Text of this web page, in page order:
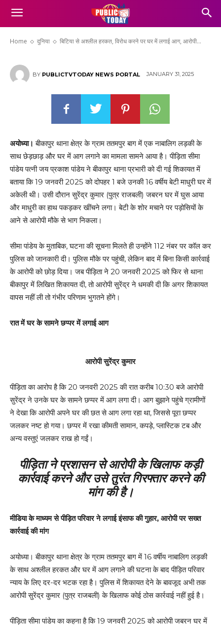
Home दुनिया बिटिया से अश्लील हरकत, विरोध करने पर घर में लगाई आग, आरोपी...
बिटिया से अश्लील हरकत, विरोध करने पर घर में
लगाई आग, आरोपी पर कार्रवाई की मांग
BY PUBLICTVTODAY NEWS PORTAL JANUARY 31, 2025
अयोध्या। बीकापुर थाना क्षेत्र के ग्राम ततमपुर बाग में एक नाबालिग लड़की के
साथ छेड़छाड़ और घर में आग लगाने का मामला सामने आया है। पीड़िता सीमा
पांडेय पत्नी जय प्रकाश पांडेय ने बीकापुर थाना प्रभारी को दी गई शिकायत में
बताया कि 19 जनवरी 2025 को दोपहर 1 बजे उनकी 16 वर्षीय बेटी माधुरी घर में
अकेली थी। उसी दौरान सुरेंद्र कुमार (पुत्र राजबली) जबरन घर में घुस आया
और माधुरी का हाथ पकड़कर खींचने लगा। बेटी के शोर मचाने पर पड़ोसियों के
आने से आरोपी मौके से भाग निकला।
सीमा पांडेय के मुताबिक, घटना की सूचना मिलते ही उन्होंने 112 नंबर पर कॉल कर
पुलिस को जानकारी दी। पुलिस मौके पर पहुंची, लेकिन बाद में बिना किसी कार्रवाई
के आरोपी को छोड़ दिया। जब पीड़िता ने 20 जनवरी 2025 को फिर से थाना
बीकापुर में लिखित शिकायत दी, तो आरोपी सुरेंद्र ने धमकी दी कि अगर शिकायत
वापस नहीं ली तो गंभीर परिणाम भुगतने होंगे।
रात में घर के सामने छप्पर में लगाई आग
आरोपी सुरेंद्र कुमार
पीड़िता का आरोप है कि 20 जनवरी 2025 की रात करीब 10:30 बजे आरोपी
सुरेंद्र ने उनके घर के सामने छप्पर में आग लगा दी। आग बुझाने पहुंचे ग्रामीणों
ने देखा कि आरोपी अपने घर की छत से आग लगा रहा था, जिससे पूरा छप्पर
जलकर नष्ट हो गया। छप्पर में रखा कीमती सामान, कपड़े, प्लास्टिक टब और
अन्य वस्तुएं जलकर राख हो गईं।
पीड़िता ने प्रशासन से आरोपी के खिलाफ कड़ी
कार्रवाई करने और उसे तुरंत गिरफ्तार करने की
मांग की है।
मीडिया के माध्यम से पीड़ित परिवार ने लगाई इंसाफ की गुहार, आरोपी पर सख्त
कार्रवाई की मांग
अयोध्या। बीकापुर थाना क्षेत्र के ग्राम ततमपुर बाग में 16 वर्षीय नाबालिग लड़की
के साथ अश्लील हरकत और घर में आग लगाने की घटना के बाद पीड़ित परिवार
न्याय के लिए दर-दर भटक रहा है। पुलिस में शिकायत देने के बावजूद अभी तक
आरोपी सुरेंद्र कुमार (पुत्र राजबली) के खिलाफ कोई ठोस कार्रवाई नहीं हुई है।
पीड़िता सीमा पांडेय का कहना है कि 19 जनवरी 2025 को आरोपी जबरन घर में